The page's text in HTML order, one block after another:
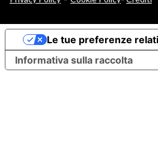
Informativa sulla raccolta
Le tue preferenze